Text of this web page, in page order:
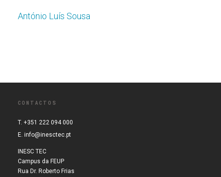
António Luís Sousa
CONTACTOS
T. +351 222 094 000
E. info@inesctec.pt
INESC TEC
Campus da FEUP
Rua Dr. Roberto Frias